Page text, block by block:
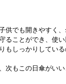
供でも開きやすく
ることができ、使
もしっかりしてい
次もこの日傘がい